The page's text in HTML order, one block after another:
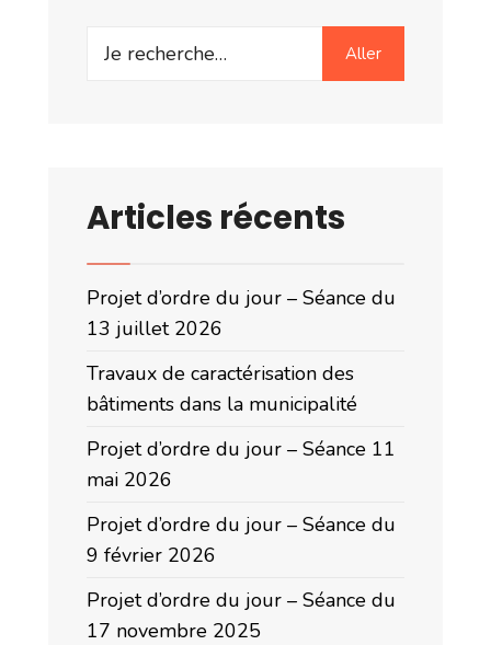
Search
Aller
Articles récents
Projet d’ordre du jour – Séance du
13 juillet 2026
Travaux de caractérisation des
bâtiments dans la municipalité
Projet d’ordre du jour – Séance 11
mai 2026
Projet d’ordre du jour – Séance du
9 février 2026
Projet d’ordre du jour – Séance du
17 novembre 2025